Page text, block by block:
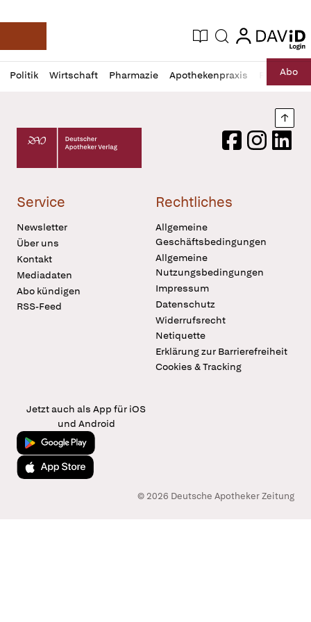
Deutsche Apotheker Zeitung
Aktuelle Ausgabe
Suche login
login
Politik Wirtschaft Pharmazie Apothekenpraxis RechtAbo
Profil
öffnen
Daz
Pur
Deutscher Apotheker Verlag Logo
FacebookInstagram
Service
Newsletter
Über uns
Kontakt
Mediadaten
Abo kündigen
RSS-Feed
Rechtliches
Allgemeine
Geschäftsbedingungen
Allgemeine
Nutzungsbedingungen
Impressum
Datenschutz
Widerrufsrecht
Netiquette
Erklärung zur Barrierefreiheit
Cookies & Tracking
Jetzt auch als App für iOS
und Android
Jetzt bei Google Play
Laden im App Store
© 2026 Deutsche Apotheker Zeitung